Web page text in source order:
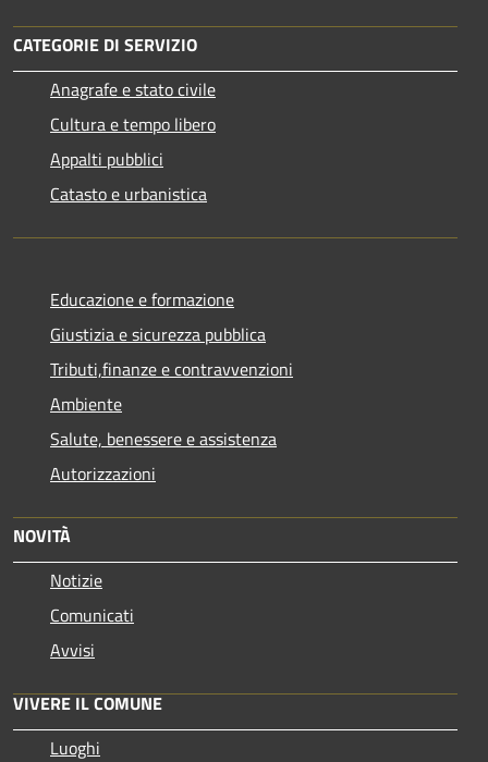
CATEGORIE DI SERVIZIO
Anagrafe e stato civile
Cultura e tempo libero
Appalti pubblici
Catasto e urbanistica
Educazione e formazione
Giustizia e sicurezza pubblica
Tributi,finanze e contravvenzioni
Ambiente
Salute, benessere e assistenza
Autorizzazioni
NOVITÀ
Notizie
Comunicati
Avvisi
VIVERE IL COMUNE
Luoghi